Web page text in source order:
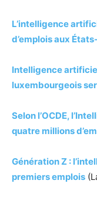
L’intelligence
d’emplois aux
Intelligence
luxembourgeois
Selon l’OCDE,
quatre millions
Génération Z :
premiers emplois